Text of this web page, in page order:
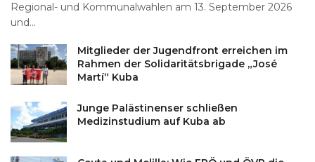
Regional- und Kommunalwahlen am 13. September 2026
und...
Mitglieder der Jugendfront erreichen im
Rahmen der Solidaritätsbrigade „José
Martí“ Kuba
Junge Palästinenser schließen
Medizinstudium auf Kuba ab